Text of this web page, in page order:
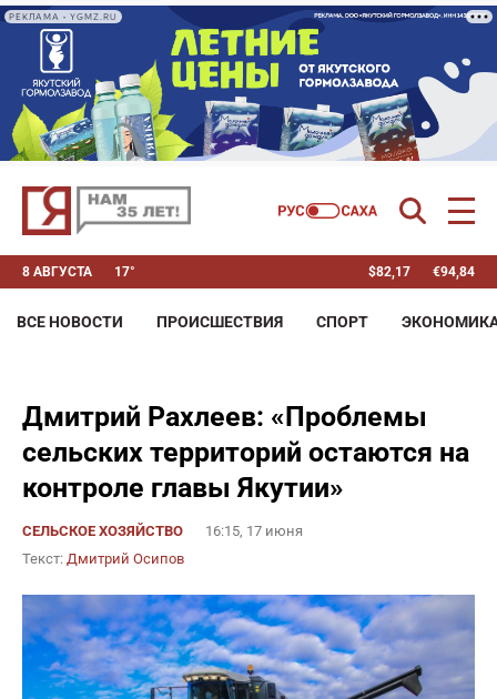
РЕКЛАМА • YGMZ.RU
8 АВГУСТА 17° $82,17 €94,84
ВСЕ НОВОСТИ ПРОИСШЕСТВИЯ СПОРТ
Дмитрий Рахлеев: «Проблемы
сельских территорий остаются на
контроле главы Якутии»
СЕЛЬСКОЕ ХОЗЯЙСТВО
16:15, 17 июня
Текст: Дмитрий Осипов